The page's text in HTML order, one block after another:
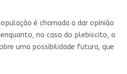
é chamada a dar opinião
no caso do plebiscito, a
uma possibilidade futura, que